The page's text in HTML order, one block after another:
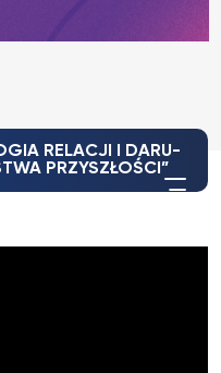
RELACJI I DARU-
PRZYSZŁOŚCI”